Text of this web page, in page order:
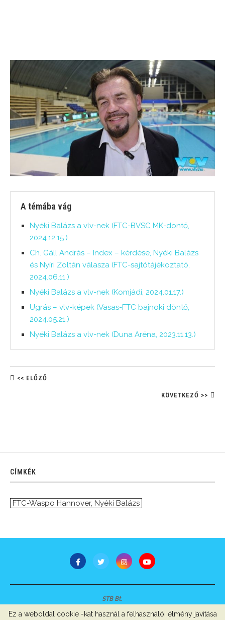
A témába vág
Nyéki Balázs a vlv-nek (FTC-BVSC MK-döntő,
2024.12.15.)
Ch. Gáll András – Index – kérdése, Nyéki Balázs
és Nyíri Zoltán válasza (FTC-sajtótájékoztató,
2024.06.11.)
Nyéki Balázs a vlv-nek (Komjádi, 2024.01.17.)
Ugrás – vlv-képek (Vasas-FTC bajnoki döntő,
2024.05.21.)
Nyéki Balázs a vlv-nek (Duna Aréna, 2023.11.13.)
<< ELŐZŐ
KÖVETKEZŐ >>
CÍMKÉK
FTC-Waspo Hannover, Nyéki Balázs
STB Bt.
Minden jog fenntartva © 2007-2022
Ez a weboldal cookie -kat használ a felhasználói élmény javítása